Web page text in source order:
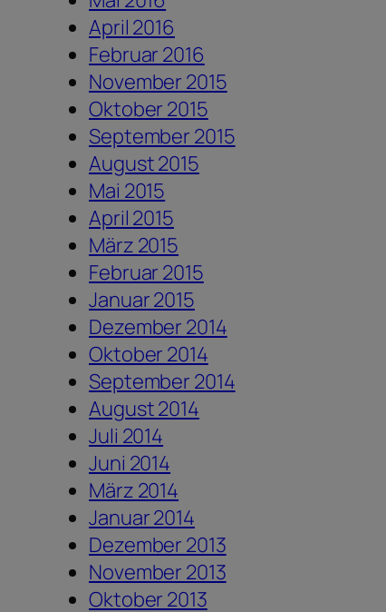
April 2016
Februar 2016
November 2015
Oktober 2015
September 2015
August 2015
Mai 2015
April 2015
März 2015
Februar 2015
Januar 2015
Dezember 2014
Oktober 2014
September 2014
August 2014
Juli 2014
Juni 2014
März 2014
Januar 2014
Dezember 2013
November 2013
Oktober 2013